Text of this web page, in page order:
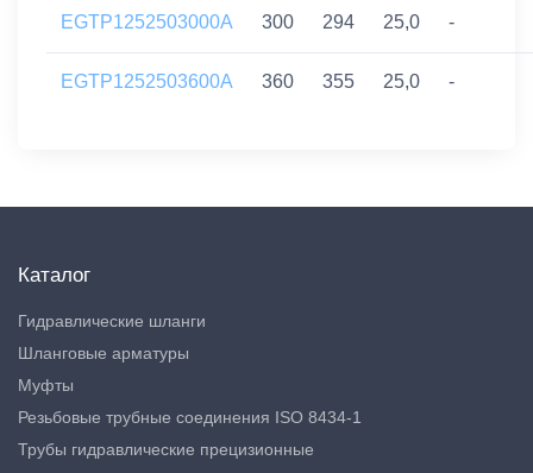
EGTP1252503000A 300 294 25,0 -
EGTP1252503600A 360 355 25,0 -
Каталог
Гидравлические шланги
Шланговые арматуры
Муфты
Резьбовые трубные соединения ISO 8434-1
Трубы гидравлические прецизионные